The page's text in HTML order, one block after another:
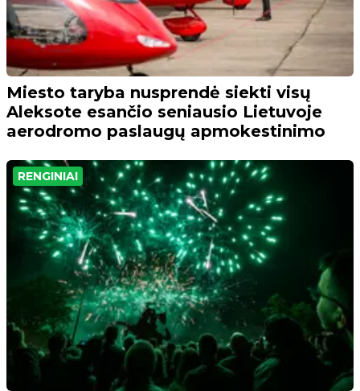
Miesto taryba nusprendė siekti visų
Aleksote esančio seniausio Lietuvoje
aerodromo paslaugų apmokestinimo
RENGINIAI